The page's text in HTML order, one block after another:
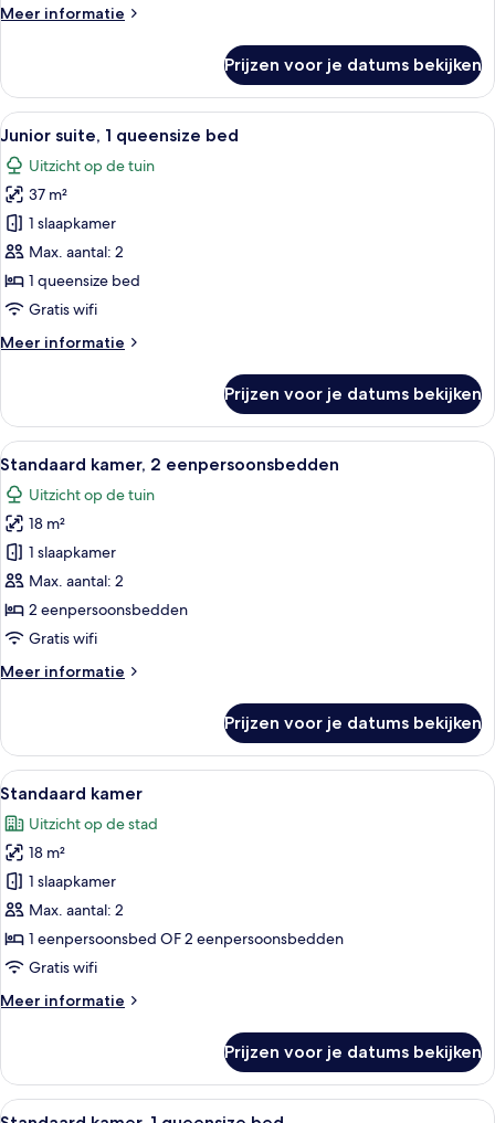
Meer informatie
Meer
kamer,
queensize
Prijzen voor je datums bekijken
Alle
foto's
voor
Junior
suite,
1
queensize
bed
Een moderne hotelkamer met een
10
Junior suite, 1 queensize bed
Uitzicht op de tuin
37 m²
1 slaapkamer
Max. aantal: 2
1 queensize bed
Gratis wifi
Meer informatie
Meer
suite,
queensize
Prijzen voor je datums bekijken
Alle
foto's
voor
Standaard
kamer,
2
eenpersoonsbedden
laden
Een hotelkamer met twee bedden,
10
Standaard kamer, 2 eenpersoonsbedden
Uitzicht op de tuin
18 m²
1 slaapkamer
Max. aantal: 2
2 eenpersoonsbedden
Gratis wifi
Meer informatie
Meer
kamer,
eenpersoonsbedden
Prijzen voor je datums bekijken
Alle
foto's
voor
Standaard
kamer
laden
Een hotelkamer met een bed,
14
Standaard kamer
Uitzicht op de stad
18 m²
1 slaapkamer
Max. aantal: 2
1 eenpersoonsbed OF 2 eenpersoonsbedden
Gratis wifi
Meer informatie
Meer
kamer
Prijzen voor je datums bekijken
Alle
Een hotelkamer met een bed,
9